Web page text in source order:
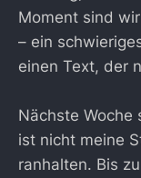
Moment sind
– ein
einen Text, der
Nächste Woche
ist nicht meine
ranhalten. Bis